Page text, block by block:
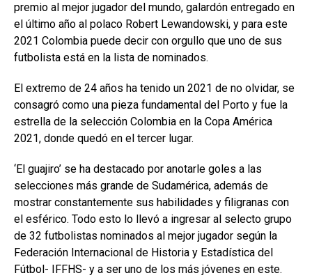
premio al mejor jugador del mundo, galardón entregado en
el último año al polaco Robert Lewandowski, y para este
2021 Colombia puede decir con orgullo que uno de sus
futbolista está en la lista de nominados.
El extremo de 24 años ha tenido un 2021 de no olvidar, se
consagró como una pieza fundamental del Porto y fue la
estrella de la selección Colombia en la Copa América
2021, donde quedó en el tercer lugar.
‘El guajiro’ se ha destacado por anotarle goles a las
selecciones más grande de Sudamérica, además de
mostrar constantemente sus habilidades y filigranas con
el esférico. Todo esto lo llevó a ingresar al selecto grupo
de 32 futbolistas nominados al mejor jugador según la
Federación Internacional de Historia y Estadística del
Fútbol- IFFHS- y a ser uno de los más jóvenes en este.